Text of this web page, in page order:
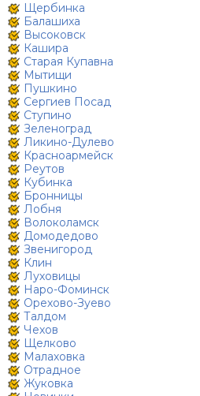
Щербинка
Балашиха
Высоковск
Кашира
Старая Купавна
Мытищи
Пушкино
Сергиев Посад
Ступино
Зеленоград
Ликино-Дулево
Красноармейск
Реутов
Кубинка
Бронницы
Лобня
Волоколамск
Домодедово
Звенигород
Клин
Луховицы
Наро-Фоминск
Орехово-Зуево
Талдом
Чехов
Щелково
Малаховка
Отрадное
Жуковка